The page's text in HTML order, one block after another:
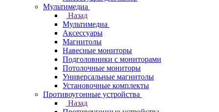
Мультимедиа
Назад
Мультимедиа
Аксессуары
Магнитолы
Навесные мониторы
Подголовники с мониторами
Потолочные мониторы
Универсальные магнитолы
Установочные комплекты
Противоугонные устройства
Назад